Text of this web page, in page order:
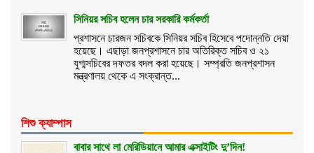
সিনিয়র সচিব হলেন চার সরকারি কর্মকর্তা
প্রশাসনে চারজন সচিবকে সিনিয়র সচিব হিসেবে পদোন্নতি দেয়া
হয়েছে। এছাড়া জনপ্রশাসনে চার অতিরিক্ত সচিব ও ২১
যুগ্মসচিবের দফতর বদল করা হয়েছে। সম্প্রতি জনপ্রশাসন
মন্ত্রণালয় থেকে এ সংক্রান্ত...
শিশু ক্যাম্পাস
বাবার সাথে লা মেরিডিয়ানে আমার এক্সাইটিং দু’দিন!